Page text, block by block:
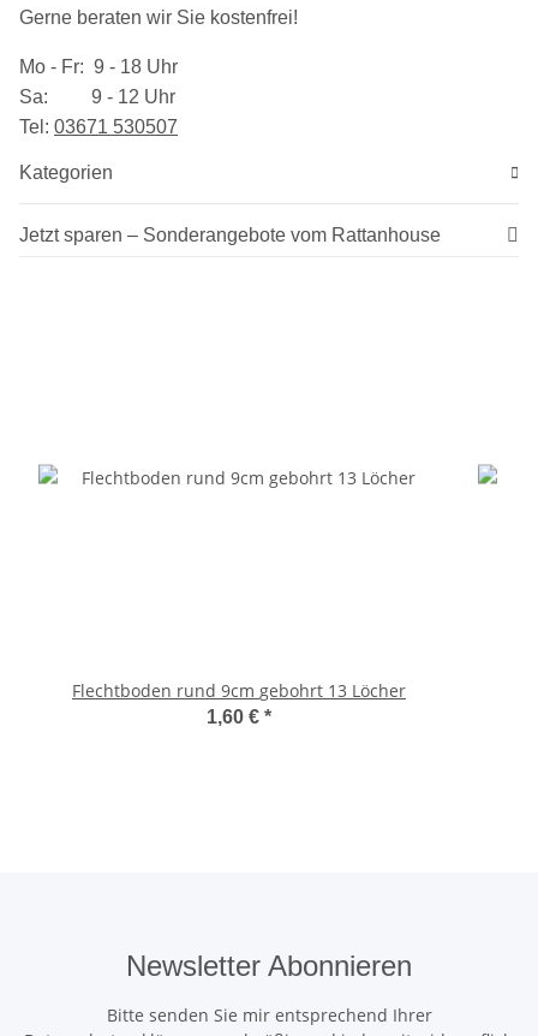
Gerne beraten wir Sie kostenfrei!
Mo - Fr: 9 - 18 Uhr
Sa: 9 - 12 Uhr
Tel: 03​671 530507
Kategorien
Jetzt sparen – Sonderangebote vom Rattanhouse
Flechtboden rund 9cm gebohrt 13 Löcher
1,60 € *
Newsletter Abonnieren
Bitte senden Sie mir entsprechend Ihrer